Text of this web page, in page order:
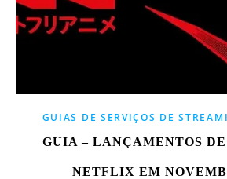
GUIAS DE SERVIÇOS DE
GUIA – LANÇAMENTOS
NETFLIX EM